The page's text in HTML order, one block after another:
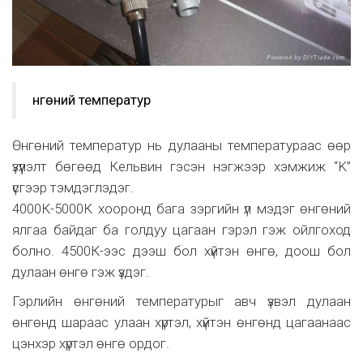
Өнгөний температур
Өнгөний температур нь дулааны температураас өөр
үзүүлэлт бөгөөд Кельвин гэсэн нэгжээр хэмжиж “K”
үсгээр тэмдэглэдэг.
4000К-5000К хооронд бага зэргийн үл мэдэг өнгөний
ялгаа байдаг ба голдуу цагаан гэрэл гэж ойлгоход
болно. 4500К-ээс дээш бол хүйтэн өнгө, доош бол
дулаан өнгө гэж үздэг.
Гэрлийн өнгөний температурыг авч үзвэл дулаан
өнгөнд шараас улаан хүртэл, хүйтэн өнгөнд цагаанаас
цэнхэр хүртэл өнгө ордог.